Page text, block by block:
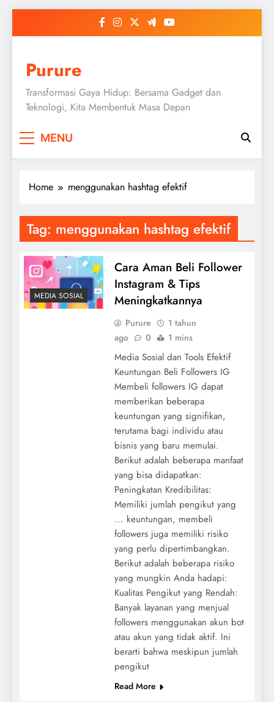
Purure
Transformasi Gaya Hidup: Bersama Gadget dan
Teknologi, Kita Membentuk Masa Depan
MENU
Home menggunakan hashtag efektif
Tag: menggunakan hashtag efektif
MEDIA SOSIAL
Cara Aman Beli Follower
Instagram & Tips
Meningkatkannya
Purure
1 tahun
ago
0 1 mins
Media Sosial dan Tools Efektif
Keuntungan Beli Followers IG
Membeli followers IG dapat
memberikan beberapa
keuntungan yang signifikan,
terutama bagi individu atau
bisnis yang baru memulai.
Berikut adalah beberapa manfaat
yang bisa didapatkan:
Peningkatan Kredibilitas:
Memiliki jumlah pengikut yang
... keuntungan, membeli
followers juga memiliki risiko
yang perlu dipertimbangkan.
Berikut adalah beberapa risiko
yang mungkin Anda hadapi:
Kualitas Pengikut yang Rendah:
Banyak layanan yang menjual
followers menggunakan akun bot
atau akun yang tidak aktif. Ini
berarti bahwa meskipun jumlah
pengikut
Read More